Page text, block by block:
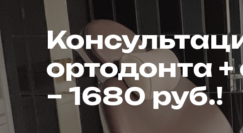
ортодонта
– 1680 руб.!